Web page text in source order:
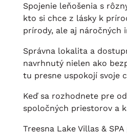
Spojenie leňošenia s
kto si chce z lásky k
prírody, ale aj náročných
Správna lokalita a
navrhnutý nielen ako
tu presne uspokojí svoje
Keď sa rozhodnete pre
spoločných priestorov a
Treesna Lake Villas &